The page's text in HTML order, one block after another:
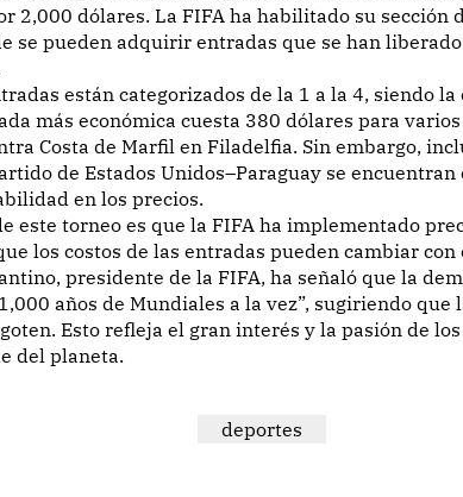
2,000 dólares. La FIFA ha habilitado su sección
se pueden adquirir entradas que se han
están categorizados de la 1 a la 4, siendo
más económica cuesta 380 dólares para
Costa de Marfil en Filadelfia. Sin embargo,
de Estados Unidos–Paraguay se
en los precios.
este torneo es que la FIFA ha implementado
los costos de las entradas pueden cambiar
presidente de la FIFA, ha señaló que la
años de Mundiales a la vez”, sugiriendo que
Esto refleja el gran interés y la pasión de
del planeta.
deportes